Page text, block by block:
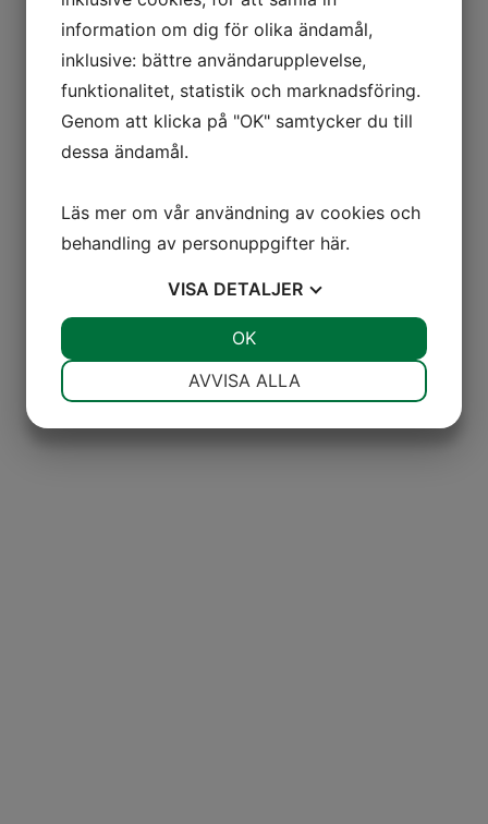
information om dig för olika ändamål,
inklusive: bättre användarupplevelse,
funktionalitet, statistik och marknadsföring.
Genom att klicka på "OK" samtycker du till
dessa ändamål.
Läs mer om vår användning av cookies och
behandling av personuppgifter här.
VISA DETALJER
AVVISA ALLA
OK